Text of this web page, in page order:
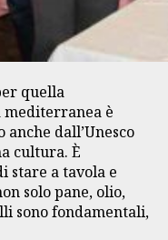
quella
mediterranea è
dall’Unesco
cultura. È
stare a tavola e
solo pane, olio,
sono fondamentali,